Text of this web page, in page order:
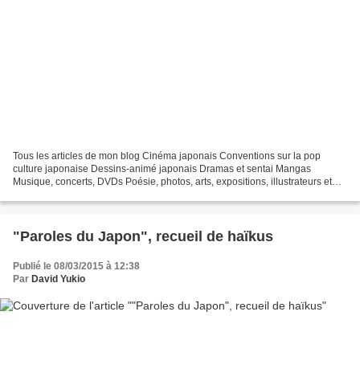
Tous les articles de mon blog Cinéma japonais Conventions sur la pop
culture japonaise Dessins-animé japonais Dramas et sentai Mangas
Musique, concerts, DVDs Poésie, photos, arts, expositions, illustrateurs et
"Paroles du Japon", recueil de haïkus
Publié le 08/03/2015 à 12:38
Par David Yukio